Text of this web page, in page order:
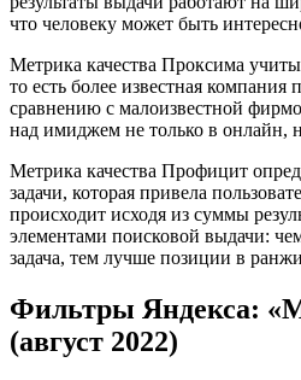
что человеку может быть
Метрика качества Проксима
то есть более известная
сравнению с малоизвестной
над имиджем не только в онлайн,
Метрика качества Профицит
задачи, которая привела
происходит исходя из суммы
элементами поисковой выдачи:
задача, тем лучше позиции в
Фильтры Яндекса:
(август 2022)